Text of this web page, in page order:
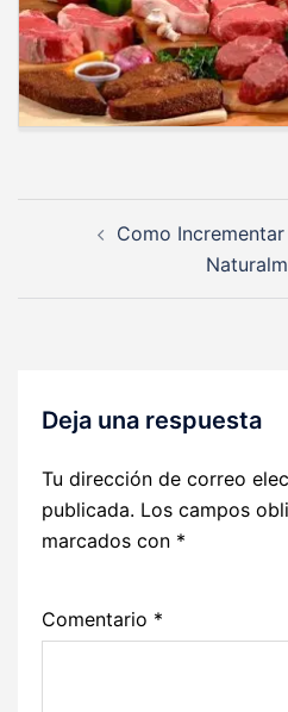
Como
Deja una respuesta
Tu dirección de correo
publicada. Los campos
marcados con *
Comentario *